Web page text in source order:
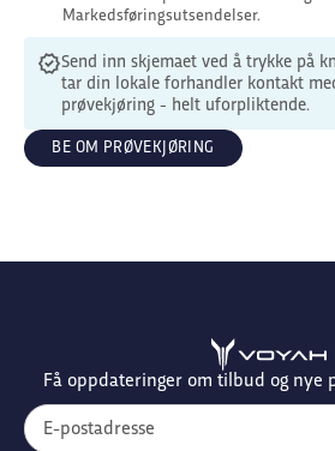
Markedsføringsutsendelser.
Send inn skjemaet ved å trykke på
tar din lokale forhandler kontakt
prøvekjøring - helt uforpliktende.
Få oppdateringer om tilbud og nye